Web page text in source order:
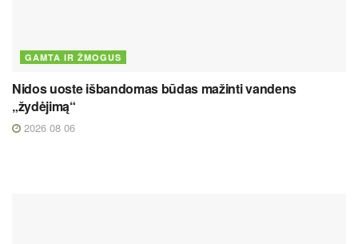
GAMTA IR ŽMOGUS
Nidos uoste išbandomas būdas mažinti vandens
„žydėjimą“
2026 08 06